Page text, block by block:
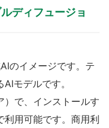
ディフュージョ
のイメージです。テ
モデルです。
）で、インストールす
利用可能です。商用利